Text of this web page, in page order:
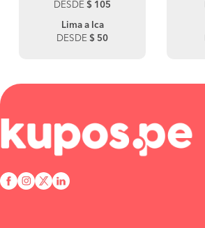
DESDE $ 105
Lima a Ica
DESDE $ 50